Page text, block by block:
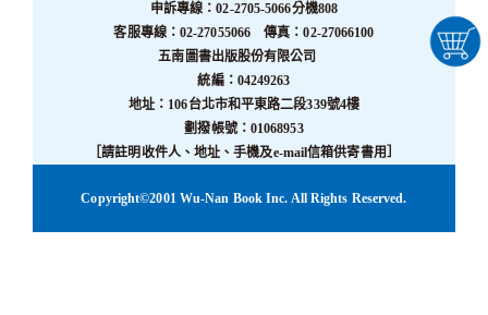
申訴專線：02-2705-5066分機808
客服專線：02-27055066 傳真：02-27066100
五南圖書出版股份有限公司
統編：04249263
地址：106台北市和平東路二段339號4樓
劃撥帳號：01068953
［請註明收件人、地址、手機及e-mail信箱供寄書用］
Copyright©2001 Wu-Nan Book Inc. All Rights Reserved.